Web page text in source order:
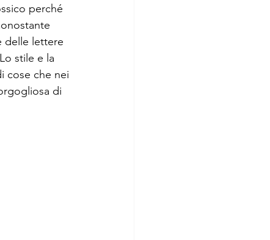
perché
delle lettere
stile e la
cose che nei
di